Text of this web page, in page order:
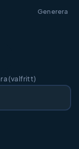
Generera
(valfritt)